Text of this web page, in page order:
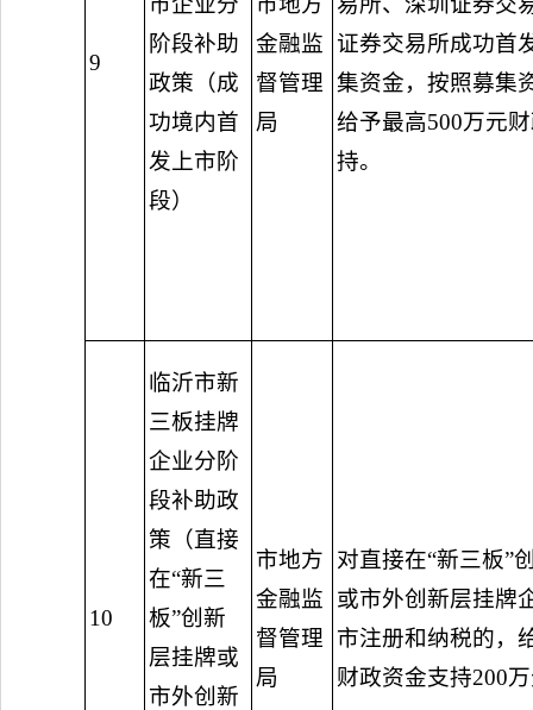
9
阶段补助
政策（成
功境内首
发上市阶
段）
金融监
督管理
局
证券交易所成功首
集资金，按照募集
给予最高500万元
持。
10
临沂市新
三板挂牌
企业分阶
段补助政
策（直接
在“新三
板”创新
层挂牌或
市外创新
市地方
金融监
督管理
局
对直接在“新三板”
或市外创新层挂牌
市注册和纳税的，
财政资金支持200